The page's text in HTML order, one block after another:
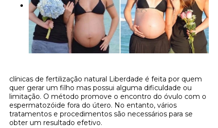
clínicas de fertilização natural Liberdade é feita por quem
quer gerar um filho mas possui alguma dificuldade ou
limitação. O método promove o encontro do óvulo com o
espermatozóide fora do útero. No entanto, vários
tratamentos e procedimentos são necessários para se
obter um resultado efetivo.